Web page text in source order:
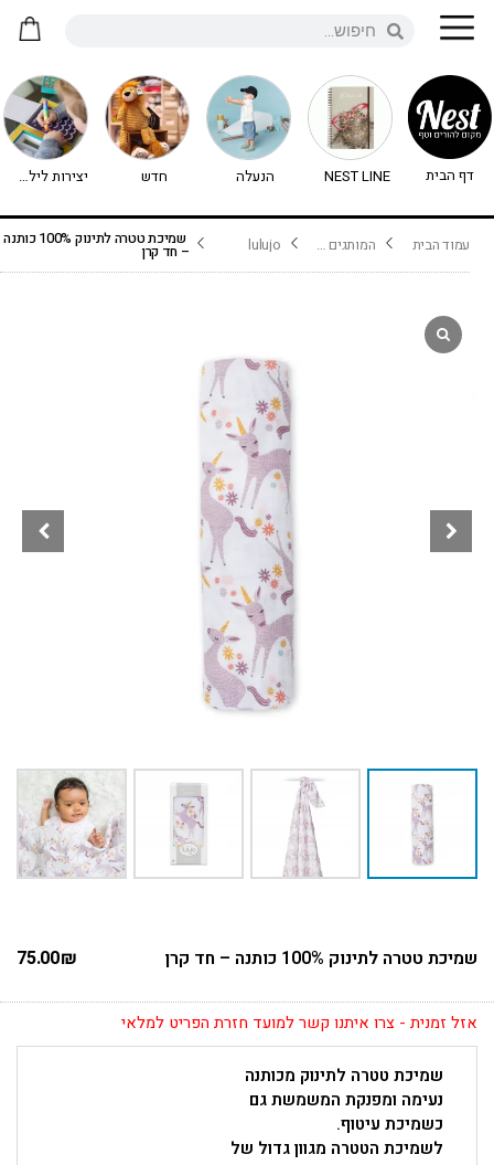
דף הבית NEST LINE הנעלה חדש יצירות לילדים - יצירה לילדים
עמוד הבית המותגים שלנו lulujo שמיכת טטרה לתינוק 100% כותנה
– חד קרן
שמיכת טטרה לתינוק 100% כותנה – חד קרן 75.00₪
אזל זמנית - צרו איתנו קשר למועד חזרת הפריט למלאי
שמיכת טטרה לתינוק מכותנה
נעימה ומפנקת המשמשת גם
כשמיכת עיטוף.
לשמיכת הטטרה מגוון גדול של